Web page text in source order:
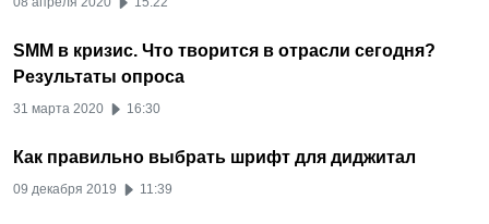
SMM в кризис. Что творится в отрасли сегодня?
Результаты опроса
31 марта 2020 16:30
Как правильно выбрать шрифт для диджитал
09 декабря 2019 11:39